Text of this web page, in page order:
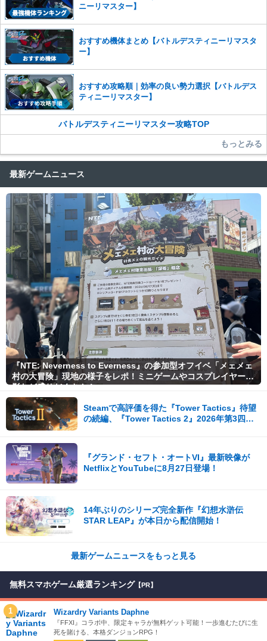
ニーリマスター】
おすすめ機体まとめ【バトルデスティニーリマスタ
ー】
おすすめ攻略順｜効率の良い勢力選択【バトルデス
ティニーリマスター】
バトルデスティニーリマスター攻略TOP
もっとみる
最新ゲームニュース
『NTE: Neverness to Everness』の参加型オフイベ「メェメェ
村の大冒険」現地の様子をレポ！ミニゲームやコスプレイヤー撮
影など盛りだくさん！
Steamで高評価を得た『Tower Tactics』待望
の続編、『Tower Tactics 2』2026年第3四半
『グランド・セフト・オートVI』最新映像が
NetflixとYouTubeに8月27日登場！
14年ぶりのシリーズ完全新作『幻想水滸伝
STAR LEAP』が本日から配信開始！
最新ゲームニュースをもっと見る
無料スマホゲーム厳選ランキング 【PR】
1 Wizardry Variants Daphne
『FFXI』コラボ中、限定キャラが無料ゲット可能！一歩進むたびに生
死を賭ける、本格ダンジョンRPG！